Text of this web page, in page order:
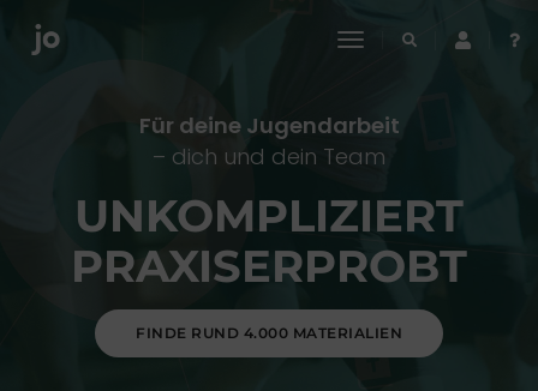
toggle
Für deine Jugendarbeit
– dich und dein Team
UNKOMPLIZIERT
PRAXISERPROBT
FINDE RUND 4.000 MATERIALIEN